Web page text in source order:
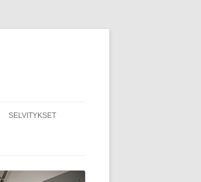
SELVITYKSET